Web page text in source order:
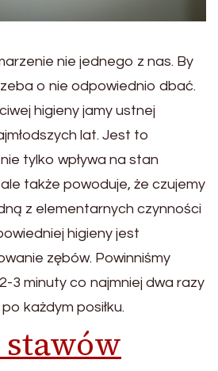
nie jednego z nas. By
o nie odpowiednio dbać.
higieny jamy ustnej
lat. Jest to
tylko wpływa na stan
także powoduje, że czujemy
z elementarnych czynności
higieny jest
zębów. Powinniśmy
3 minuty co najmniej dwa razy
każdym posiłku.